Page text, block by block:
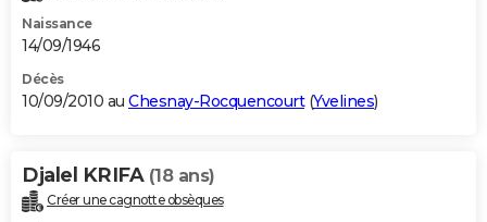
Naissance
14/09/1946
Décès
10/09/2010 au Chesnay-Rocquencourt(Yvelines)
Djalel KRIFA (18 ans)
Créer une cagnotte obsèques